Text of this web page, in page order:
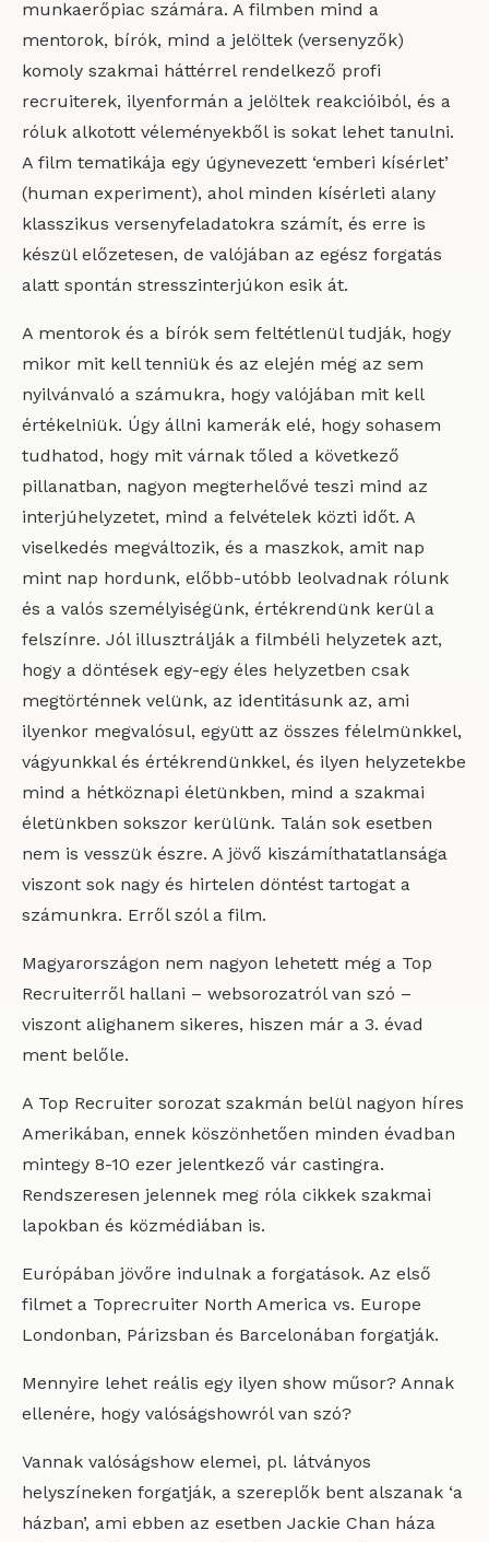
munkaerőpiac számára. A filmben mind a
mentorok, bírók, mind a jelöltek (versenyzők)
komoly szakmai háttérrel rendelkező profi
recruiterek, ilyenformán a jelöltek reakcióiból, és a
róluk alkotott véleményekből is sokat lehet tanulni.
A film tematikája egy úgynevezett ‘emberi kísérlet’
(human experiment), ahol minden kísérleti alany
klasszikus versenyfeladatokra számít, és erre is
készül előzetesen, de valójában az egész forgatás
alatt spontán stresszinterjúkon esik át.
A mentorok és a bírók sem feltétlenül tudják, hogy
mikor mit kell tenniük és az elején még az sem
nyilvánvaló a számukra, hogy valójában mit kell
értékelniük. Úgy állni kamerák elé, hogy sohasem
tudhatod, hogy mit várnak tőled a következő
pillanatban, nagyon megterhelővé teszi mind az
interjúhelyzetet, mind a felvételek közti időt. A
viselkedés megváltozik, és a maszkok, amit nap
mint nap hordunk, előbb-utóbb leolvadnak rólunk
és a valós személyiségünk, értékrendünk kerül a
felszínre. Jól illusztrálják a filmbéli helyzetek azt,
hogy a döntések egy-egy éles helyzetben csak
megtörténnek velünk, az identitásunk az, ami
ilyenkor megvalósul, együtt az összes félelmünkkel,
vágyunkkal és értékrendünkkel, és ilyen helyzetekbe
mind a hétköznapi életünkben, mind a szakmai
életünkben sokszor kerülünk. Talán sok esetben
nem is vesszük észre. A jövő kiszámíthatatlansága
viszont sok nagy és hirtelen döntést tartogat a
számunkra. Erről szól a film.
Magyarországon nem nagyon lehetett még a Top
Recruiterről hallani – websorozatról van szó –
viszont alighanem sikeres, hiszen már a 3. évad
ment belőle.
A Top Recruiter sorozat szakmán belül nagyon híres
Amerikában, ennek köszönhetően minden évadban
mintegy 8-10 ezer jelentkező vár castingra.
Rendszeresen jelennek meg róla cikkek szakmai
lapokban és közmédiában is.
Európában jövőre indulnak a forgatások. Az első
filmet a Toprecruiter North America vs. Europe
Londonban, Párizsban és Barcelonában forgatják.
Mennyire lehet reális egy ilyen show műsor? Annak
ellenére, hogy valóságshowról van szó?
Vannak valóságshow elemei, pl. látványos
helyszíneken forgatják, a szereplők bent alszanak ‘a
házban’, ami ebben az esetben Jackie Chan háza